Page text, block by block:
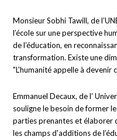
Monsieur Sobhi Tawill, de
l’école sur une perspective
de l’éducation, en
transformation. Existe une
"L'humanité appelle à devenir
Emmanuel Decaux, de l’
souligne le besoin de former
parties prenantes et élaborer
les champs d'additions de